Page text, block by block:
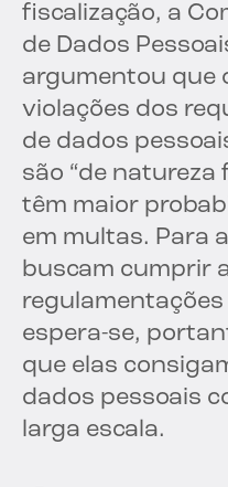
fiscalização, a
de Dados
argumentou que
violações dos
de dados
são “de natureza
têm maior
em multas. Para
buscam cumprir
espera-se,
que elas
dados pessoais
larga escala.